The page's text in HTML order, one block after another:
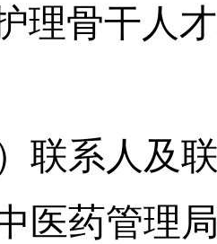
理骨干人
联系人及
医药管理